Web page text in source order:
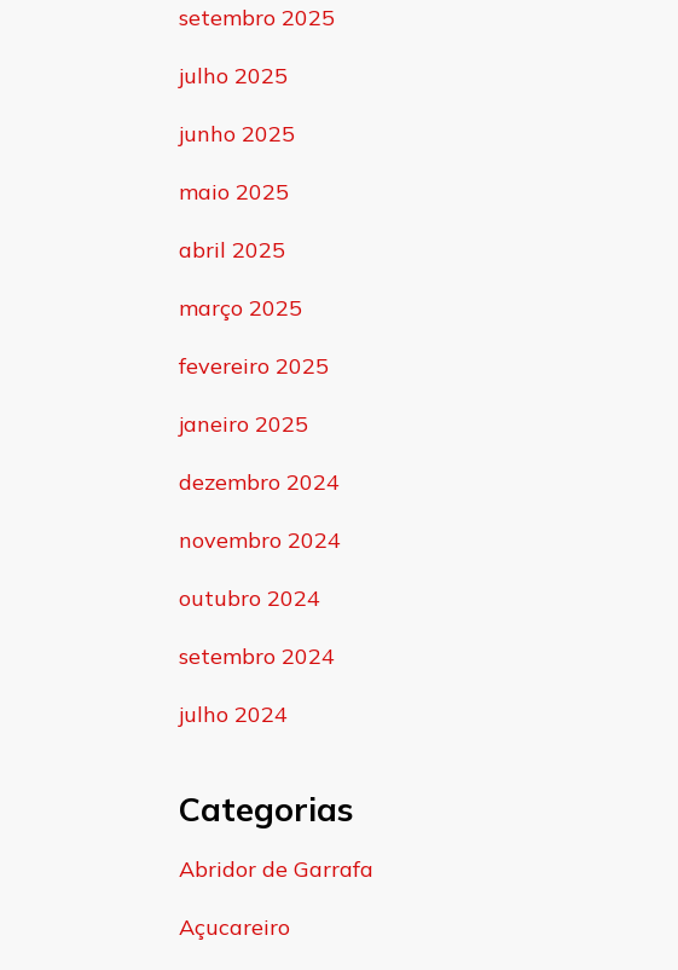
setembro 2025
julho 2025
junho 2025
maio 2025
abril 2025
março 2025
fevereiro 2025
janeiro 2025
dezembro 2024
novembro 2024
outubro 2024
setembro 2024
julho 2024
Categorias
Abridor de Garrafa
Açucareiro